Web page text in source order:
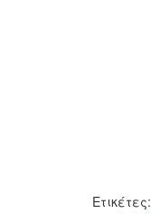
Ετικέτες: